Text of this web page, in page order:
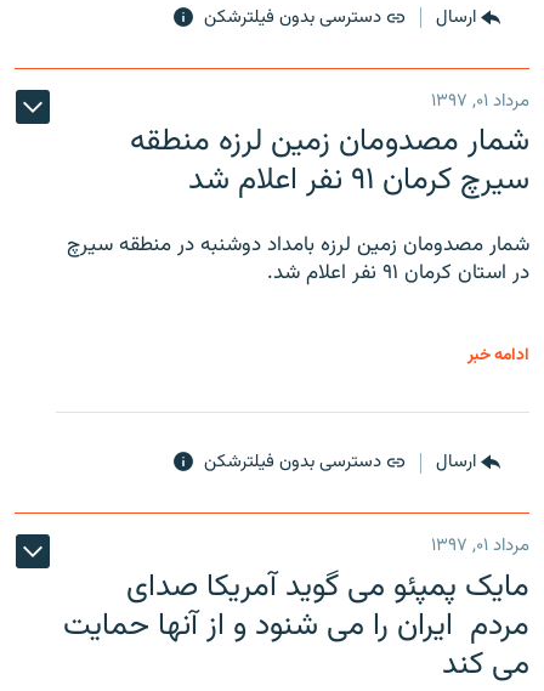
ارسال دسترسی بدون فیلترشکن
مرداد ۰۱, ۱۳۹۷
شمار مصدومان زمین لرزه منطقه
سیرچ کرمان ۹۱ نفر اعلام شد
شمار مصدومان زمین لرزه بامداد دوشنبه در منطقه سیرچ
در استان کرمان ۹۱ نفر اعلام شد.
ادامه خبر
ارسال دسترسی بدون فیلترشکن
مرداد ۰۱, ۱۳۹۷
مایک پمپئو می گوید آمریکا صدای
مردم ایران را می شنود و از آنها حمایت
می کند